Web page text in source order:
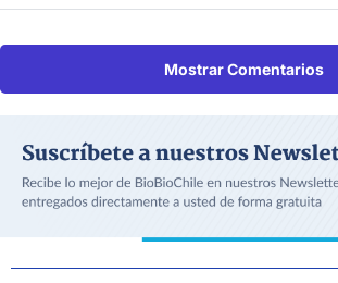
Mostrar Comentarios